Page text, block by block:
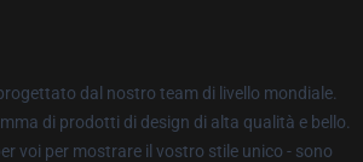
dal nostro team di livello mondiale.
di prodotti di design di alta qualità e bello.
voi per mostrare il vostro stile unico - sono